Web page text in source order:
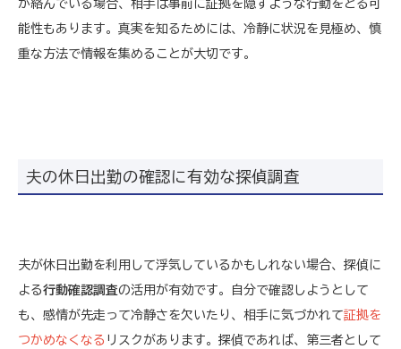
能性もあります。真実を知るためには、冷静に状況を見極め、慎
重な方法で情報を集めることが大切です。
夫の休日出勤の確認に有効な探偵調査
夫が休日出勤を利用して浮気しているかもしれない場合、探偵に
よる行動確認調査の活用が有効です。自分で確認しようとして
も、感情が先走って冷静さを欠いたり、相手に気づかれて証拠を
つかめなくなる リスクがあります。探偵であれば、第三者として